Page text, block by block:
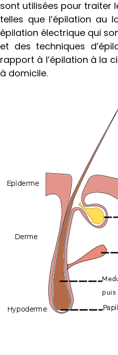
sont utilisées pour traiter
telles que l’épilation au
épilation électrique qui
et des techniques
rapport à l’épilation à la
à domicile.